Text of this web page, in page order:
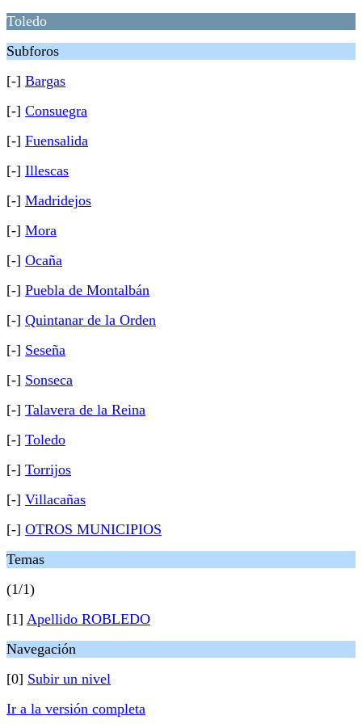
Toledo
Subforos
[-] Bargas
[-] Consuegra
[-] Fuensalida
[-] Illescas
[-] Madridejos
[-] Mora
[-] Ocaña
[-] Puebla de Montalbán
[-] Quintanar de la Orden
[-] Seseña
[-] Sonseca
[-] Talavera de la Reina
[-] Toledo
[-] Torrijos
[-] Villacañas
[-] OTROS MUNICIPIOS
Temas
(1/1)
[1] Apellido ROBLEDO
Navegación
[0] Subir un nivel
Ir a la versión completa